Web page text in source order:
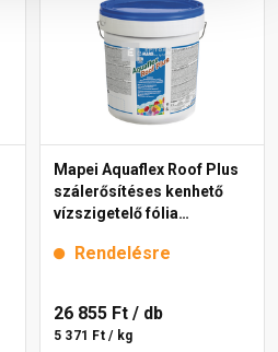
Mapei Aquaflex Roof Plus
szálerősítéses kenhető
vízszigetelő fólia
Rendelésre
26 855 Ft / db
5 371 Ft / kg